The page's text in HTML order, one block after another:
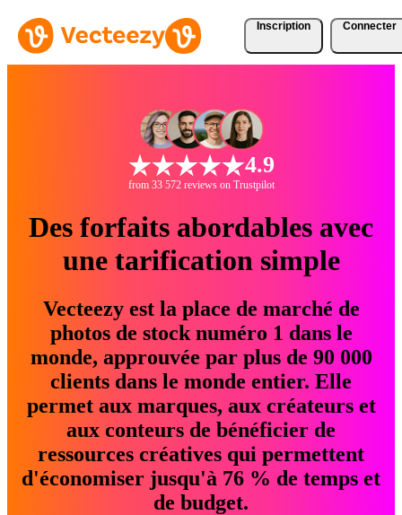
Inscription Connecter
4.9
from 33 572 reviews on Trustpilot
Des forfaits abordables avec
une tarification simple
Vecteezy est la place de marché de
photos de stock numéro 1 dans le
monde, approuvée par plus de 90 000
clients dans le monde entier. Elle
permet aux marques, aux créateurs et
aux conteurs de bénéficier de
ressources créatives qui permettent
d'économiser jusqu'à 76 % de temps et
de budget.